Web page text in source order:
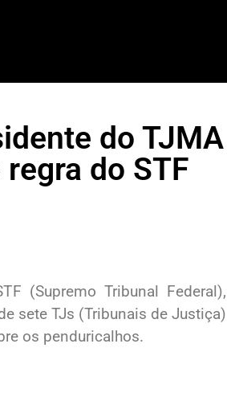
do TJMA
do STF
(Supremo Tribunal Federal),
sete TJs (Tribunais de Justiça)
os penduricalhos.